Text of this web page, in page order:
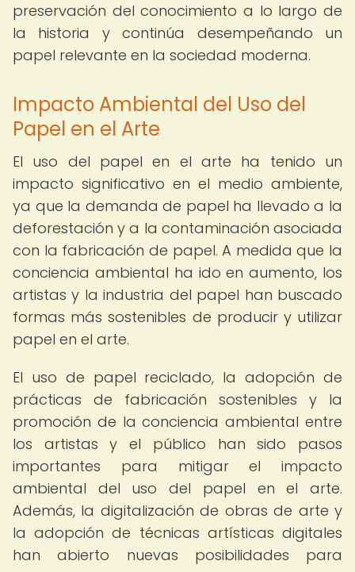
preservación del conocimiento a lo largo de
la historia y continúa desempeñando un
papel relevante en la sociedad moderna.
Impacto Ambiental del Uso del
Papel en el Arte
El uso del papel en el arte ha tenido un
impacto significativo en el medio ambiente,
ya que la demanda de papel ha llevado a la
deforestación y a la contaminación asociada
con la fabricación de papel. A medida que la
conciencia ambiental ha ido en aumento, los
artistas y la industria del papel han buscado
formas más sostenibles de producir y utilizar
papel en el arte.
El uso de papel reciclado, la adopción de
prácticas de fabricación sostenibles y la
promoción de la conciencia ambiental entre
los artistas y el público han sido pasos
importantes para mitigar el impacto
ambiental del uso del papel en el arte.
Además, la digitalización de obras de arte y
la adopción de técnicas artísticas digitales
han abierto nuevas posibilidades para